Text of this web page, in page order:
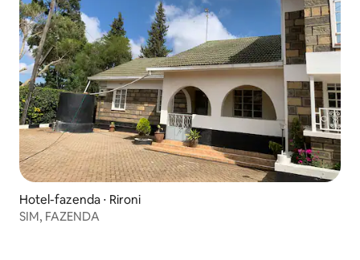
Hotel-fazenda ⋅ Rironi
SIM, FAZENDA